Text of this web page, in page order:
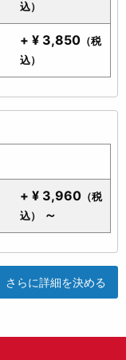
込）
+ ¥ 3,850 （税
込）
+ ¥ 3,960 （税
込）
～
さらに詳細を決める